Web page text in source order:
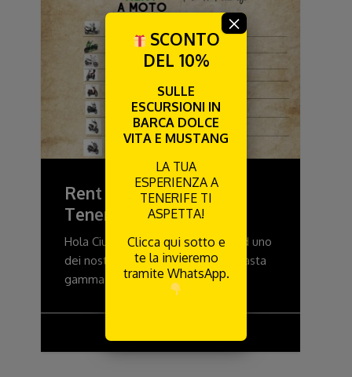
Rent a SCOOTER Pirati
Tenerife
Hola Ciurma Visita l'isola in sella ad uno
dei nostri scooter! Abbiamo una vasta
gamma di scooter
SCONTO
DEL 10%
SULLE
ESCURSIONI IN
BARCA DOLCE
VITA E MUSTANG
LA TUA
ESPERIENZA A
TENERIFE TI
ASPETTA!
Clicca qui sotto e
te la invieremo
tramite WhatsApp.
×